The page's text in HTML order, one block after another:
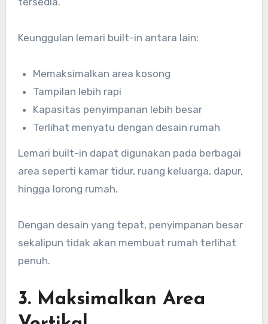
Keunggulan lemari built-in antara lain:
Memaksimalkan area kosong
Tampilan lebih rapi
Kapasitas penyimpanan lebih besar
Terlihat menyatu dengan desain rumah
Lemari built-in dapat digunakan pada berbagai
area seperti kamar tidur, ruang keluarga, dapur,
hingga lorong rumah.
Dengan desain yang tepat, penyimpanan besar
sekalipun tidak akan membuat rumah terlihat
penuh.
3. Maksimalkan Area